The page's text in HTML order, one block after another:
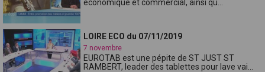
économique et commercial, ainsi qu...
LOIRE ECO du 07/11/2019
7 novembre
EUROTAB est une pépite de ST JUST ST
RAMBERT, leader des tablettes pour lave vai...